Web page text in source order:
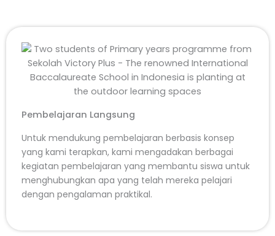
Pembelajaran Langsung
Untuk mendukung pembelajaran berbasis konsep
yang kami terapkan, kami mengadakan berbagai
kegiatan pembelajaran yang membantu siswa untuk
menghubungkan apa yang telah mereka pelajari
dengan pengalaman praktikal.